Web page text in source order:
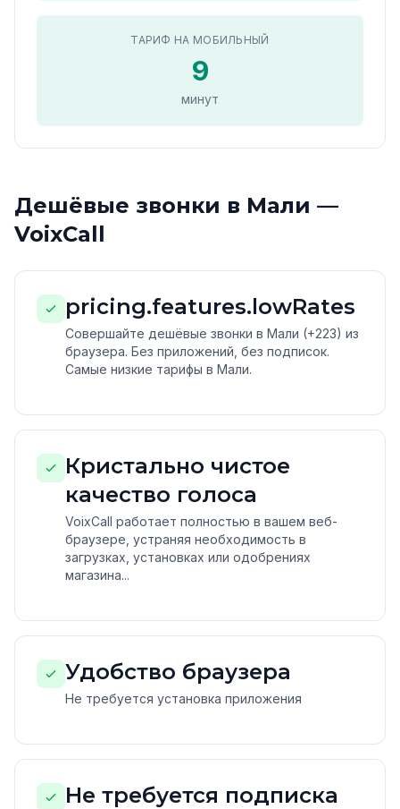
ТАРИФ НА МОБИЛЬНЫЙ
9
минут
Дешёвые звонки в Мали —
VoixCall
pricing.features.lowRates
Совершайте дешёвые звонки в Мали (+223) из
браузера. Без приложений, без подписок.
Самые низкие тарифы в Мали.
Кристально чистое
качество голоса
VoixCall работает полностью в вашем веб-
браузере, устраняя необходимость в
загрузках, установках или одобрениях
магазина...
Удобство браузера
Не требуется установка приложения
Не требуется подписка